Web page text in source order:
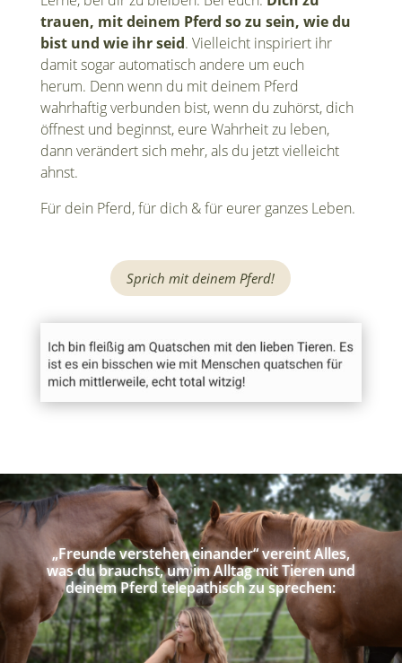
trauen, mit deinem Pferd so zu sein, wie du
bist und wie ihr seid. Vielleicht inspiriert ihr
damit sogar automatisch andere um euch
herum. Denn wenn du mit deinem Pferd
wahrhaftig verbunden bist, wenn du zuhörst, dich
öffnest und beginnst, eure Wahrheit zu leben,
dann verändert sich mehr, als du jetzt vielleicht
ahnst.
Für dein Pferd, für dich & für eurer ganzes Leben.
Sprich mit deinem Pferd!
„Freunde verstehen einander“ vereint Alles,
was du brauchst, um im Alltag mit Tieren und
deinem Pferd telepathisch zu sprechen: